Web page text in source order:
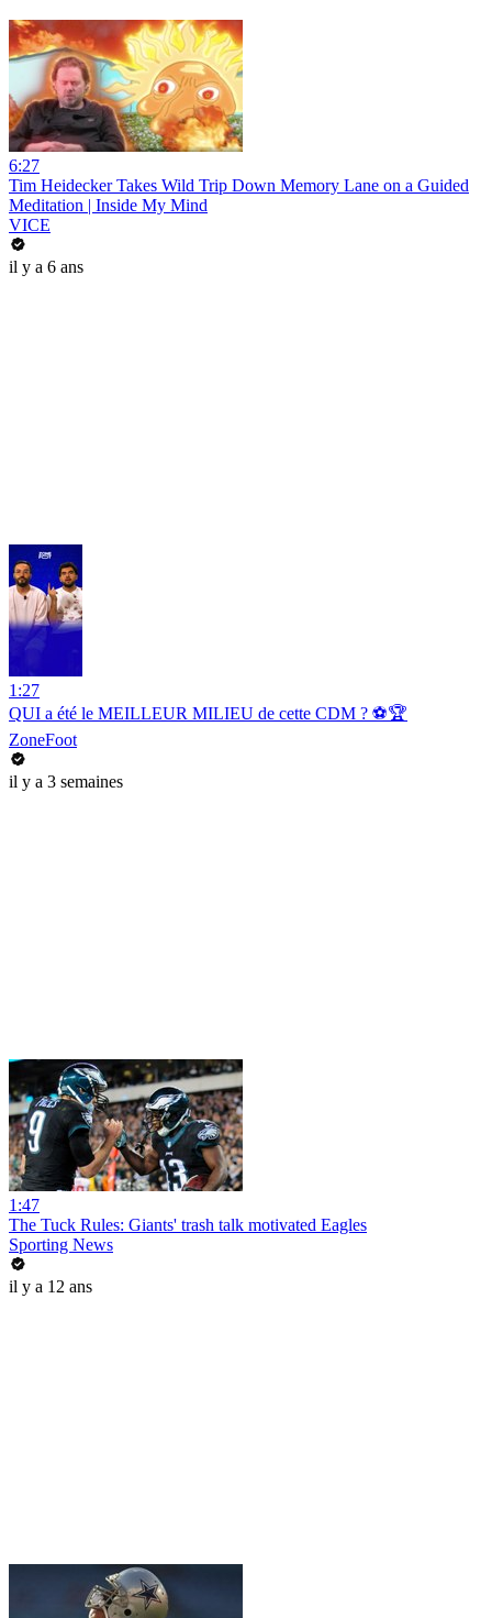
6:27
Tim Heidecker Takes Wild Trip Down Memory Lane on a Guided
Meditation | Inside My Mind
VICE
il y a 6 ans
1:27
QUI a été le MEILLEUR MILIEU de cette CDM ? ⚽️🏆
ZoneFoot
il y a 3 semaines
1:47
The Tuck Rules: Giants' trash talk motivated Eagles
Sporting News
il y a 12 ans